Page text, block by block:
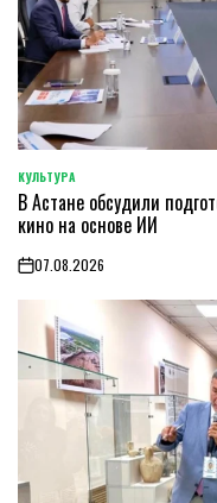
POSTED
IN
КУЛЬТУРА
В Астане обсудили
кино на основе ИИ
on07.08.2026